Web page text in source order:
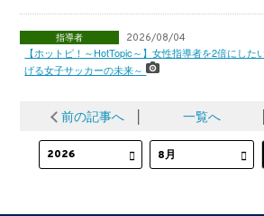
指導者 2026/08/04
【ホットピ！～HotTopic～】女性指導者を2倍にした
げる女子サッカーの未来～
前の記事へ 一覧へ